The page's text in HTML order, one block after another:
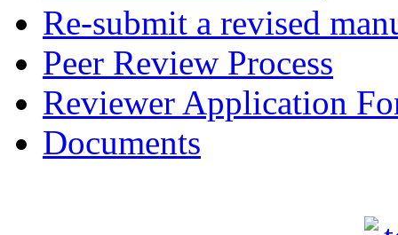
Re-submit a revised
Peer Review Process
Reviewer Application
Documents